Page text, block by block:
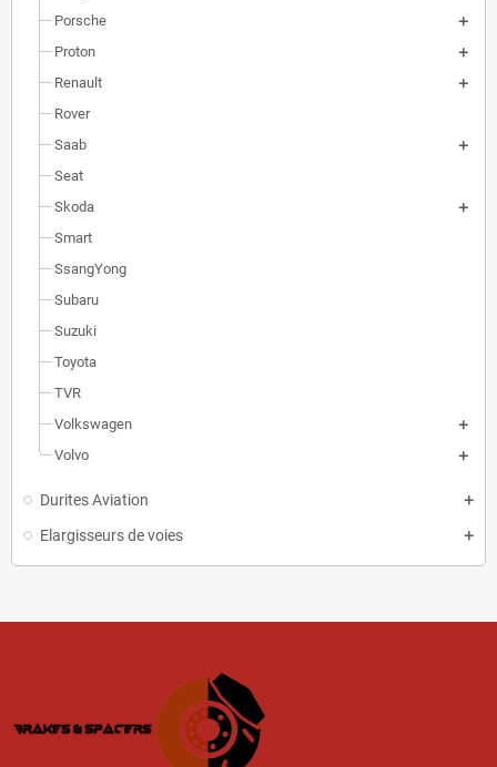
Porsche
Proton
Renault
Rover
Saab
Seat
Skoda
Smart
SsangYong
Subaru
Suzuki
Toyota
TVR
Volkswagen
Volvo
Durites Aviation
Elargisseurs de voies